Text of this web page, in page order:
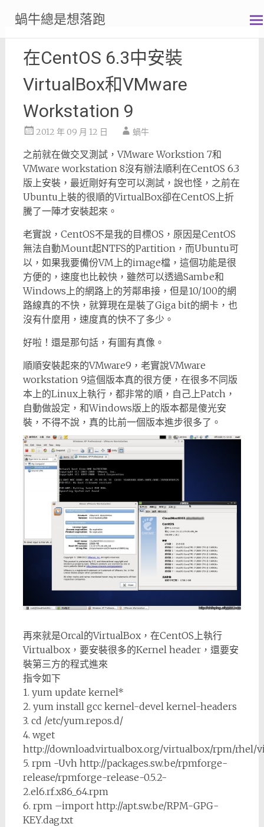
content
蝸牛總是想落跑
在CentOS 6.3中安裝
VirtualBox和VMware
Workstation 9
2012 年 09 月 12 日 蝸牛
之前就在做交叉測試，VMware Workstion 7和
VMware workstation 8沒有辦法順利在CentOS 6.3
版上安裝，最近剛好有空可以測試，說也怪，之前在
Ubuntu上裝的很順的VirtualBox卻在CentOS上折
騰了一陣才安裝起來。
老實說，CentOS不是我的目標OS，原因是CentOS
無法自動Mount起NTFS的Partition，而Ubuntu可
以，如果我要備份VM上的image檔，這個功能是很
方便的，速度也比較快，雖然可以透過Sambe和
Windows上的網路上的芳鄰串接，但是10/100的網
路線真的不快，就算現在是裝了Giga bit的網卡，也
沒有什麼用，速度真的快不了多少。
好啦！還是那句話，有圖有真像。
順順安裝起來的VMware9，老實說VMware
workstation 9這個版本真的很方便，在很多不同版
本上的Linux上執行，都非常的順，自己上Patch，
自動做設定，和Windows版上的版本都是傻光安
裝，不得不說，真的比前一個版本進步很多了。
再來就是Orcal的VirtualBox，在CentOS上執行
Virtualbox，要安裝很多的Kernel header，還要安
裝第三方的程式進來
指令如下
1. yum update kernel*
2. yum install gcc kernel-devel kernel-headers
3. cd /etc/yum.repos.d/
4. wget
http://download.virtualbox.org/virtualbox/rpm/rhel/
5. rpm -Uvh http://packages.sw.be/rpmforge-
release/rpmforge-release-0.5.2-
2.el6.rf.x86_64.rpm
6. rpm –import http://apt.sw.be/RPM-GPG-
KEY.dag.txt